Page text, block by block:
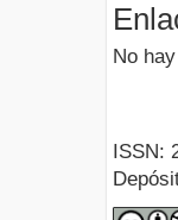
No
ISSN: